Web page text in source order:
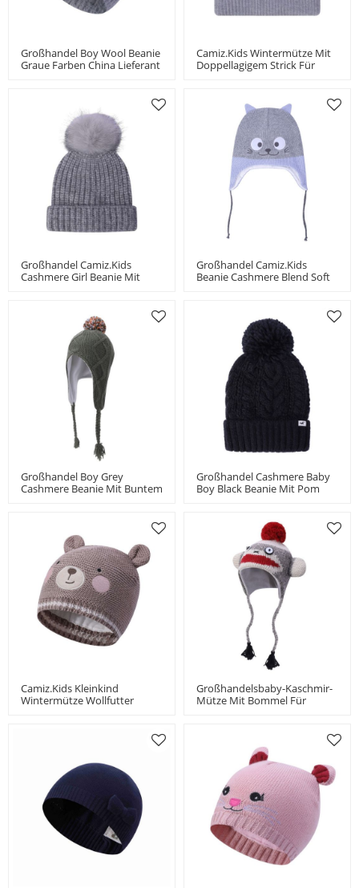
Großhandel Boy Wool Beanie
Graue Farben China Lieferant
Camiz.kids Wintermütze Mit
Doppellagigem Strick Für
Großhandel Camiz.kids
Cashmere Girl Beanie Mit
Großhandel Camiz.kids
Beanie Cashmere Blend Soft
Großhandel Boy Grey
Cashmere Beanie Mit Buntem
Großhandel Cashmere Baby
Boy Black Beanie Mit Pom
Camiz.kids Kleinkind
Wintermütze Wollfutter
Großhandelsbaby-Kaschmir-
Mütze Mit Bommel Für